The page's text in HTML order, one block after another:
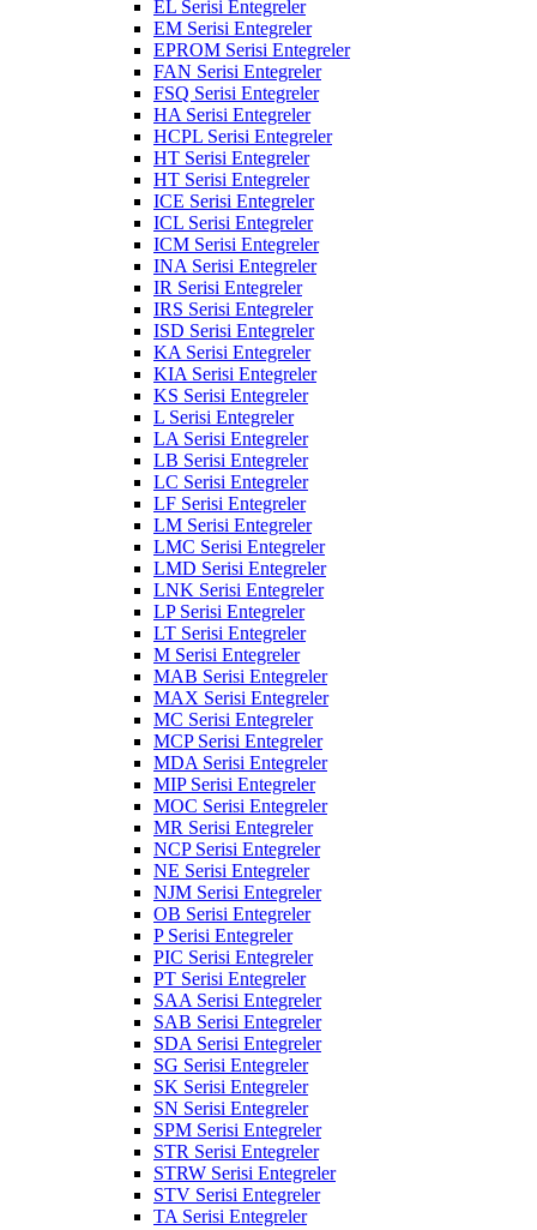
EL Serisi Entegreler
EM Serisi Entegreler
EPROM Serisi Entegreler
FAN Serisi Entegreler
FSQ Serisi Entegreler
HA Serisi Entegreler
HCPL Serisi Entegreler
HT Serisi Entegreler
HT Serisi Entegreler
ICE Serisi Entegreler
ICL Serisi Entegreler
ICM Serisi Entegreler
INA Serisi Entegreler
IR Serisi Entegreler
IRS Serisi Entegreler
ISD Serisi Entegreler
KA Serisi Entegreler
KIA Serisi Entegreler
KS Serisi Entegreler
L Serisi Entegreler
LA Serisi Entegreler
LB Serisi Entegreler
LC Serisi Entegreler
LF Serisi Entegreler
LM Serisi Entegreler
LMC Serisi Entegreler
LMD Serisi Entegreler
LNK Serisi Entegreler
LP Serisi Entegreler
LT Serisi Entegreler
M Serisi Entegreler
MAB Serisi Entegreler
MAX Serisi Entegreler
MC Serisi Entegreler
MCP Serisi Entegreler
MDA Serisi Entegreler
MIP Serisi Entegreler
MOC Serisi Entegreler
MR Serisi Entegreler
NCP Serisi Entegreler
NE Serisi Entegreler
NJM Serisi Entegreler
OB Serisi Entegreler
P Serisi Entegreler
PIC Serisi Entegreler
PT Serisi Entegreler
SAA Serisi Entegreler
SAB Serisi Entegreler
SDA Serisi Entegreler
SG Serisi Entegreler
SK Serisi Entegreler
SN Serisi Entegreler
SPM Serisi Entegreler
STR Serisi Entegreler
STRW Serisi Entegreler
STV Serisi Entegreler
TA Serisi Entegreler